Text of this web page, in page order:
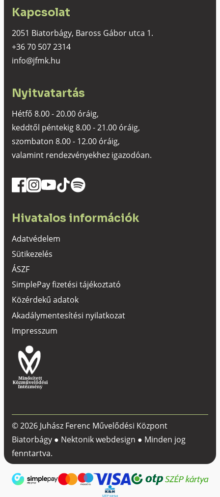
Kapcsolat
2051 Biatorbágy, Baross Gábor utca 1.
+36 70 507 2314
info@jfmk.hu
Nyitvatartás
Hétfő 8.00 - 20.00 óráig,
keddtől péntekig 8.00 - 21.00 óráig,
szombaton 8.00 - 12.00 óráig,
valamint rendezvényekhez igazodóan.
Hivatalos információk
Adatvédelem
Sütikezelés
ÁSZF
SimplePay fizetési tájékoztató
Közérdekű adatok
Akadálymentesítési nyilatkozat
Impresszum
© 2026 Juhász Ferenc Művelődési Központ
Biatorbágy ● Nektonik webdesign ● Minden jog
fenntartva.